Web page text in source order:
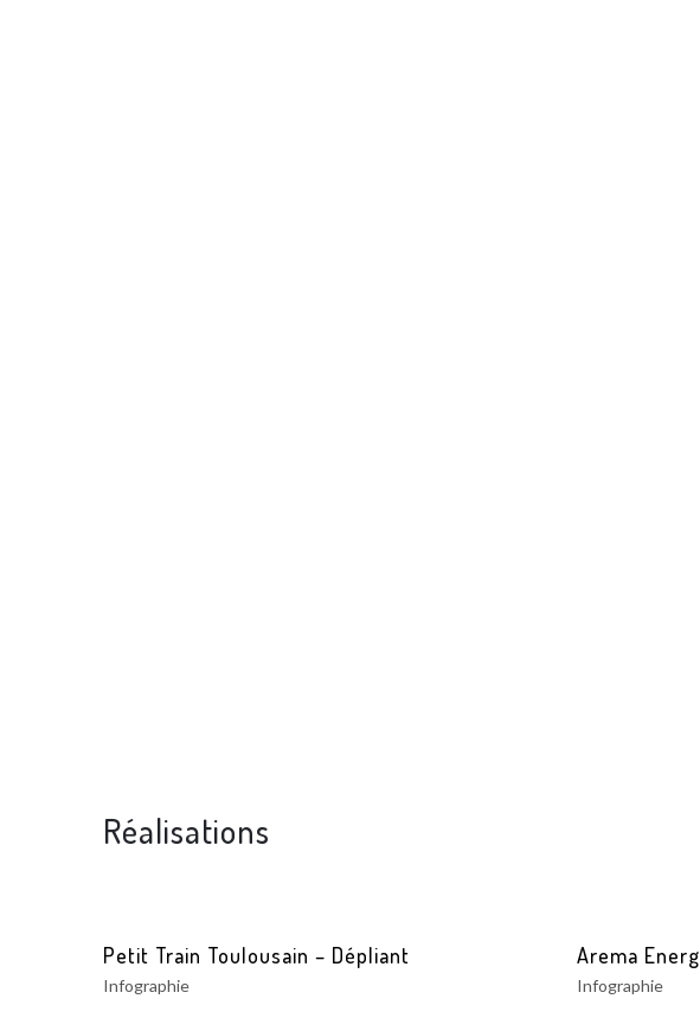
Réalisations
Petit Train Toulousain – Dépliant
Infographie
Arema
Infographie